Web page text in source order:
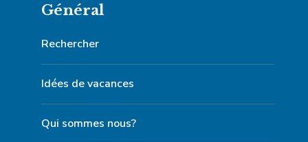
Général
Rechercher
Idées de vacances
Qui sommes nous?